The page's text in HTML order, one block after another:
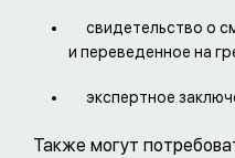
свидетельство о
и переведенное на
экспертное
Также могут